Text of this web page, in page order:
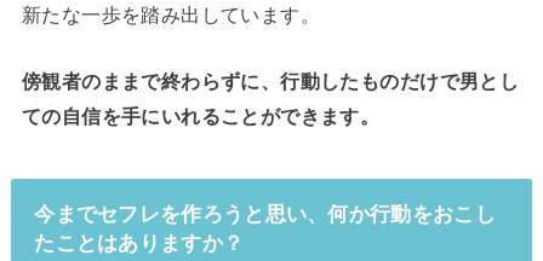
新たな一歩を踏み出しています。
傍観者のままで終わらずに、行動したものだけで男とし
ての自信を手にいれることができます。
今までセフレを作ろうと思い、何か行動をおこし
たことはありますか？